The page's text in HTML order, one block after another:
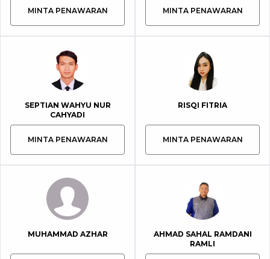
MINTA PENAWARAN MINTA PENAWARAN
SEPTIAN WAHYU NUR
CAHYADI
MINTA PENAWARAN
RISQI FITRIA
MINTA PENAWARAN
MUHAMMAD AZHAR
AHMAD SAHAL RAMDANI
RAMLI